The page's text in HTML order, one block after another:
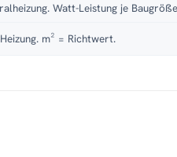
Watt-Leistung je
m² = Richtwert.